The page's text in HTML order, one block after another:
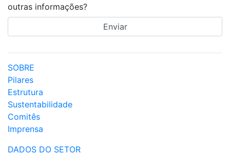
outras informações?
SOBRE
Pilares
Estrutura
Sustentabilidade
Comitês
Imprensa
DADOS DO SETOR